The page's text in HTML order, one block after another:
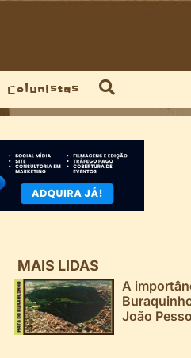
Colunistas
MAIS LIDAS
A
João